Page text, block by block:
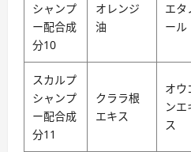
シャンプ
ー配合成
分10
オレンジ
油
エタ
ール
スカルプ
シャンプ
ー配合成
分11
クララ根
エキス
オウ
ンエ
ス